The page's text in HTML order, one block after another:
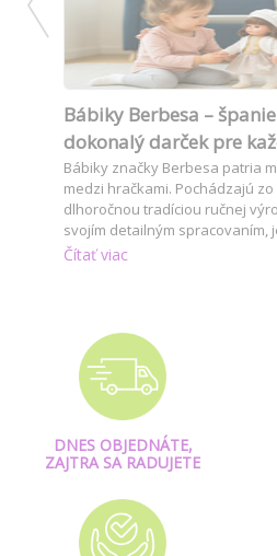
Bábiky Berbesa –
dokonalý darček pre
Bábiky značky Berbesa patria
medzi hračkami. Pochádzajú
dlhoročnou tradíciou ručnej
svojím detailným spracovaním,
Čítať viac
DNES OBJEDNÁTE,
ZAJTRA SA RADUJETE